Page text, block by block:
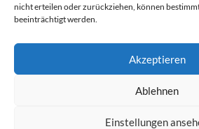
nicht erteilen oder zurückziehen, können
beeinträchtigt werden.
Akzeptieren
Ablehnen
Einstellungen